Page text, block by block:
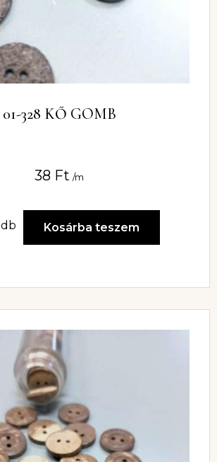
01-328 KŐ GOMB
38 Ft /m
db Kosárba teszem